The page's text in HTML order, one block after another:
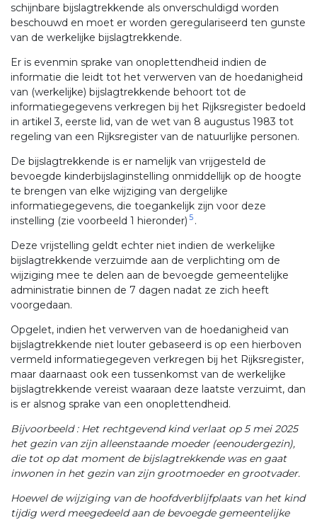
schijnbare bijslagtrekkende als onverschuldigd worden
beschouwd en moet er worden geregulariseerd ten gunste
van de werkelijke bijslagtrekkende.
Er is evenmin sprake van onoplettendheid indien de
informatie die leidt tot het verwerven van de hoedanigheid
van (werkelijke) bijslagtrekkende behoort tot de
informatiegegevens verkregen bij het Rijksregister bedoeld
in artikel 3, eerste lid, van de wet van 8 augustus 1983 tot
regeling van een Rijksregister van de natuurlijke personen.
De bijslagtrekkende is er namelijk van vrijgesteld de
bevoegde kinderbijslaginstelling onmiddellijk op de hoogte
te brengen van elke wijziging van dergelijke
informatiegegevens, die toegankelijk zijn voor deze
instelling (zie voorbeeld 1 hieronder) 5 .
Deze vrijstelling geldt echter niet indien de werkelijke
bijslagtrekkende verzuimde aan de verplichting om de
wijziging mee te delen aan de bevoegde gemeentelijke
administratie binnen de 7 dagen nadat ze zich heeft
voorgedaan.
Opgelet, indien het verwerven van de hoedanigheid van
bijslagtrekkende niet louter gebaseerd is op een hierboven
vermeld informatiegegeven verkregen bij het Rijksregister,
maar daarnaast ook een tussenkomst van de werkelijke
bijslagtrekkende vereist waaraan deze laatste verzuimt, dan
is er alsnog sprake van een onoplettendheid.
Bijvoorbeeld : Het rechtgevend kind verlaat op 5 mei 2025
het gezin van zijn alleenstaande moeder (eenoudergezin),
die tot op dat moment de bijslagtrekkende was en gaat
inwonen in het gezin van zijn grootmoeder en grootvader.
Hoewel de wijziging van de hoofdverblijfplaats van het kind
tijdig werd meegedeeld aan de bevoegde gemeentelijke